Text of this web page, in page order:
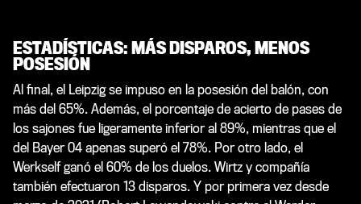
ESTADÍSTICAS: MÁS DISPAROS, MENOS
POSESIÓN
Al final, el Leipzig se impuso en la posesión del balón, con
más del 65%. Además, el porcentaje de acierto de pases de
los sajones fue ligeramente inferior al 89%, mientras que el
del Bayer 04 apenas superó el 78%. Por otro lado, el
Werkself ganó el 60% de los duelos. Wirtz y compañía
también efectuaron 13 disparos. Y por primera vez desde